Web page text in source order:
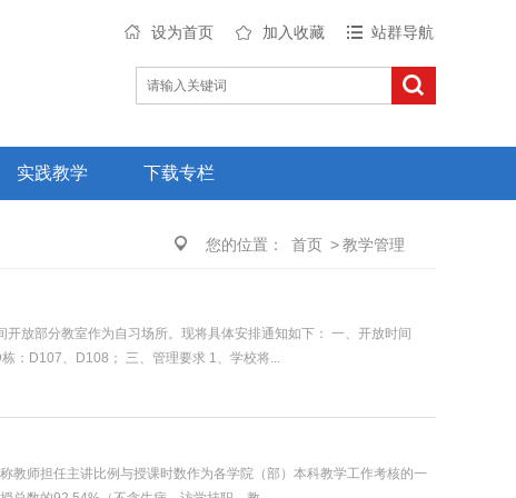
设为首页 加入收藏 站群导航
实践教学 下载专栏
您的位置： 首页 >教学管理
放部分教室作为自习场所。现将具体安排通知如下： 一、开放时间
：D107、D108； 三、管理要求 1、学校将...
教师担任主讲比例与授课时数作为各学院（部）本科教学工作考核的一